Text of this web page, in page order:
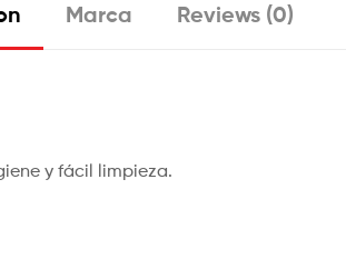
Marca Reviews (0)
y fácil limpieza.